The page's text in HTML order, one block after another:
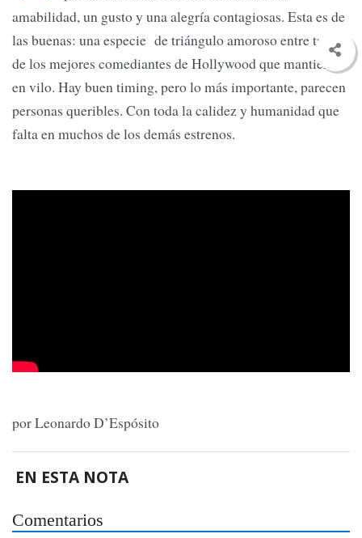
amabilidad, un gusto y una alegría contagiosas. Esta es de
las buenas: una especie de triángulo amoroso entre tres
de los mejores comediantes de Hollywood que mantienen
en vilo. Hay buen timing, pero lo más importante, parecen
personas queribles. Con toda la calidez y humanidad que
falta en muchos de los demás estrenos.
por Leonardo D’Espósito
EN ESTA NOTA
Comentarios